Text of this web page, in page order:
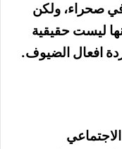
صحراء، ولكن
ليست حقيقية
ردة افعال الضيوف.